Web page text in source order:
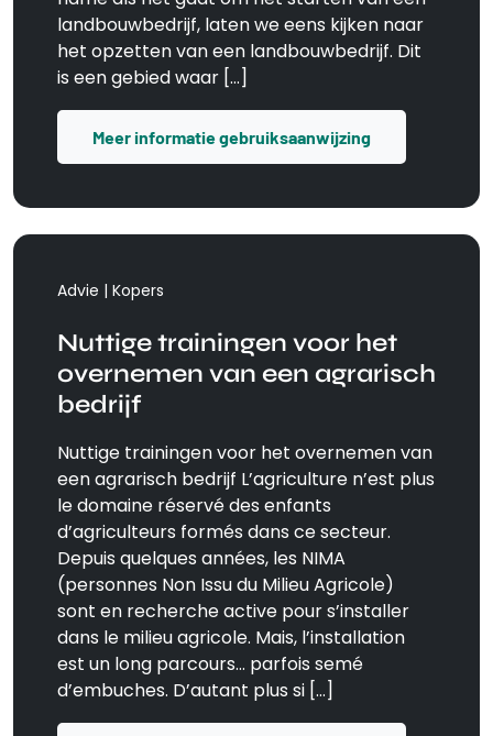
landbouwbedrijf, laten we eens kijken naar
het opzetten van een landbouwbedrijf. Dit
is een gebied waar […]
Meer informatie gebruiksaanwijzing
Advie | Kopers
Nuttige trainingen voor het
overnemen van een agrarisch
bedrijf
Nuttige trainingen voor het overnemen van
een agrarisch bedrijf L’agriculture n’est plus
le domaine réservé des enfants
d’agriculteurs formés dans ce secteur.
Depuis quelques années, les NIMA
(personnes Non Issu du Milieu Agricole)
sont en recherche active pour s’installer
dans le milieu agricole. Mais, l’installation
est un long parcours… parfois semé
d’embuches. D’autant plus si […]